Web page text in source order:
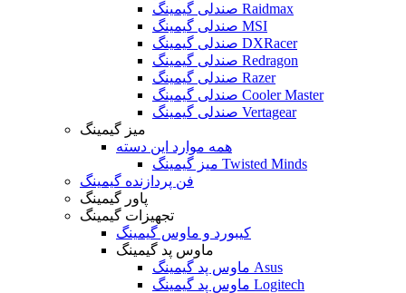
صندلی گیمینگ Raidmax
صندلی گیمینگ MSI
صندلی گیمینگ DXRacer
صندلی گیمینگ Redragon
صندلی گیمینگ Razer
صندلی گیمینگ Cooler Master
صندلی گیمینگ Vertagear
میز گیمینگ
همه موارد این دسته
میز گیمینگ Twisted Minds
فن پردازنده گیمینگ
پاور گیمینگ
تجهیزات گیمینگ
کیبورد و ماوس گیمینگ
ماوس پد گیمینگ
ماوس پد گیمینگ Asus
ماوس پد گیمینگ Logitech